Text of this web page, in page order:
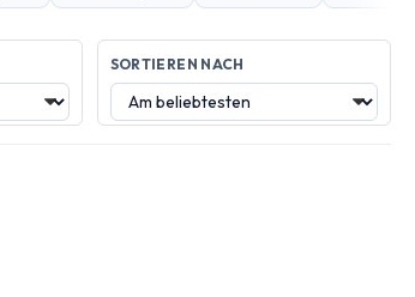
SORTIEREN NACH